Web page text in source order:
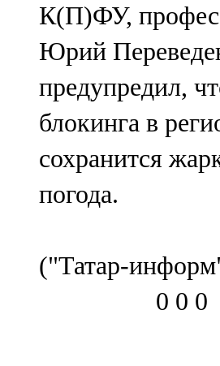
К(П)ФУ,
Юрий
предупредил,
блокинга в
сохранится
погода.
("Татар-
0 0 0